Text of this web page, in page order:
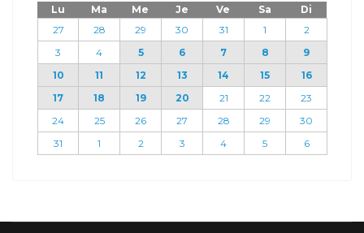
Lu Ma Me Je Ve Sa
Di
27
28 29 30 31 1
2
3
4 5 6 7 8
9
10
11 12 13 14 15
16
17
18 19 20 21 22
23
24
25 26 27 28 29
30
31
1 2 3 4 5 6